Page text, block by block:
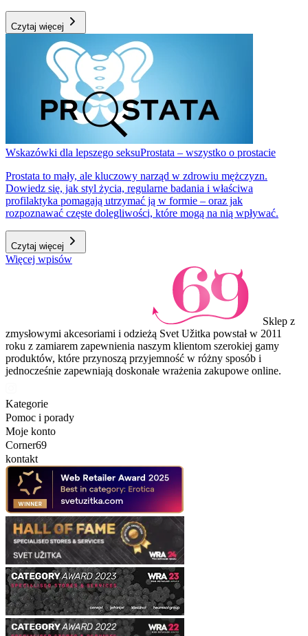
Czytaj więcej
Wskazówki dla lepszego seksuProstata – wszystko o prostacie
Prostata to mały, ale kluczowy narząd w zdrowiu mężczyzn.
Dowiedz się, jak styl życia, regularne badania i właściwa
profilaktyka pomagają utrzymać ją w formie – oraz jak
rozpoznawać częste dolegliwości, które mogą na nią wpływać.
Czytaj więcej
Więcej wpisów
Sklep z
zmysłowymi akcesoriami i odzieżą Svet Užitka powstał w 2011
roku z zamiarem zapewnienia naszym klientom szerokiej gamy
produktów, które przynoszą przyjemność w różny sposób i
jednocześnie zapewniają doskonałe wrażenia zakupowe online.
Kategorie
Pomoc i porady
Moje konto
Corner69
kontakt